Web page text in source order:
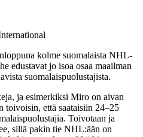
kolme suomalaista NHL-
edustavat jo isoa osaa maailman
suomalaispuolustajista.
ja esimerkiksi Miro on aivan
että saataisiin 24–25
Toivotaan ja
sillä pakin tie NHL:ään on